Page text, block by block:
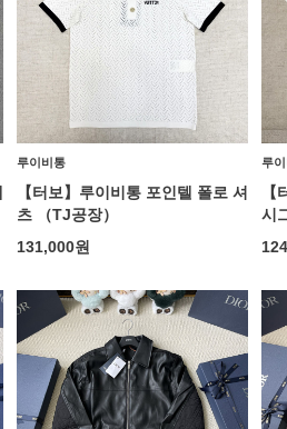
루이비통
【터보】루이비통 포인텔 폴로 셔
츠 （TJ공장）
131,000원
루
시